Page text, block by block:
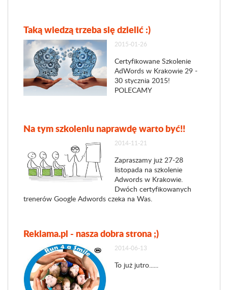
Taką wiedzą trzeba się dzielić :)
2015-01-26
Certyfikowane Szkolenie
AdWords w Krakowie 29 -
30 stycznia 2015!
POLECAMY
Na tym szkoleniu naprawdę warto być!!
2014-11-21
Zapraszamy już 27-28
listopada na szkolenie
Adwords w Krakowie.
Dwóch certyfikowanych
trenerów Google Adwords czeka na Was.
Reklama.pl - nasza dobra strona ;)
2014-06-13
To już jutro......